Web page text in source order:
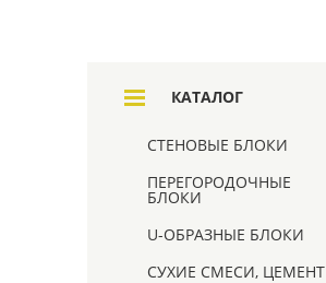
КАТАЛОГ
СТЕНОВЫЕ БЛОКИ
ПЕРЕГОРОДОЧНЫЕ
БЛОКИ
U-ОБРАЗНЫЕ БЛОКИ
СУХИЕ СМЕСИ, ЦЕМЕНТ